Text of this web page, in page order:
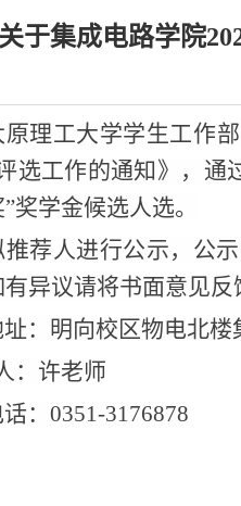
关于集成电路学院
原理工大学学生工作
选工作的通知》 ，通
奖学金候选人选。
推荐人进行公示，公
异议请将书面意见
：明向校区物电北楼
：许老师
：0351-3176878